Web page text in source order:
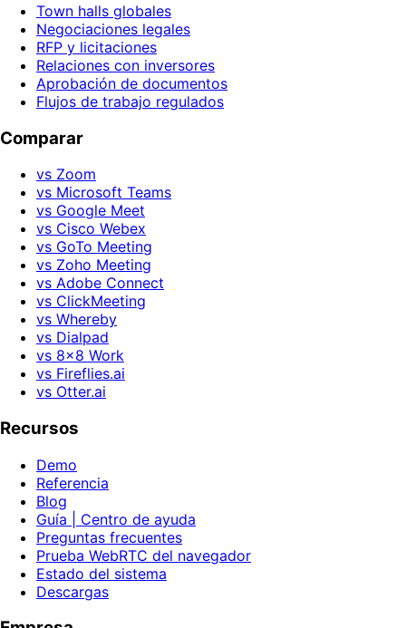
Town halls globales
Negociaciones legales
RFP y licitaciones
Relaciones con inversores
Aprobación de documentos
Flujos de trabajo regulados
Comparar
vs Zoom
vs Microsoft Teams
vs Google Meet
vs Cisco Webex
vs GoTo Meeting
vs Zoho Meeting
vs Adobe Connect
vs ClickMeeting
vs Whereby
vs Dialpad
vs 8x8 Work
vs Fireflies.ai
vs Otter.ai
Recursos
Demo
Referencia
Blog
Guía | Centro de ayuda
Preguntas frecuentes
Prueba WebRTC del navegador
Estado del sistema
Descargas